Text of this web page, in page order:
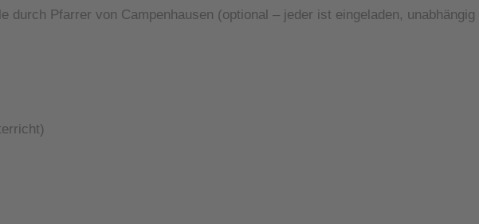
durch Pfarrer von Campenhausen (optional – jeder ist eingeladen,